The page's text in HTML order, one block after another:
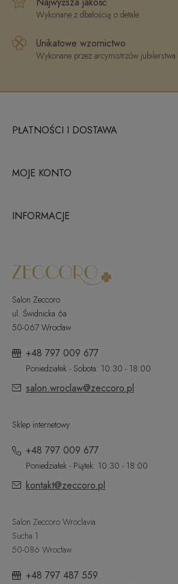
Wykonane z dbałością o detale
Unikatowe wzornictwo
Wykonane przez arcymistrzów jubilerstwa
PŁATNOŚCI I DOSTAWA
MOJE KONTO
INFORMACJE
Salon Zeccoro
ul. Świdnicka 6a
50-067 Wrocław
+48 797 009 677
Poniedziałek - Sobota: 10:30 - 18:00
salon.wroclaw@zeccoro.pl
Sklep internetowy
+48 797 009 677
Poniedziałek - Piątek: 10:30 - 18:00
kontakt@zeccoro.pl
Salon Zeccoro Wroclavia
Sucha 1
50-086 Wrocław
+48 797 487 559